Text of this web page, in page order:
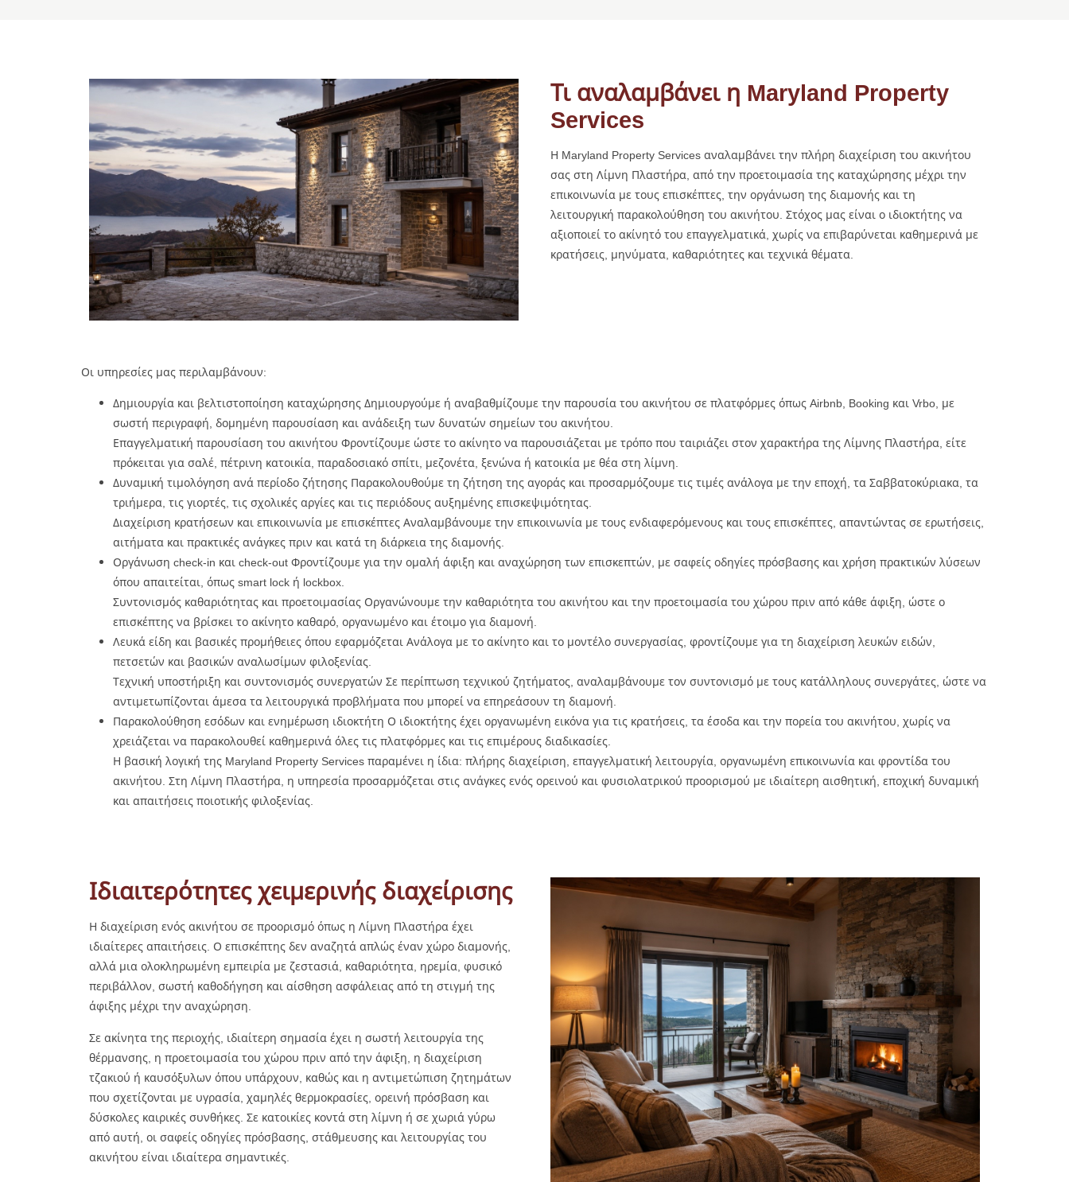
Τι αναλαμβάνει η Maryland Property
Services
Η Maryland Property Services αναλαμβάνει την πλήρη διαχείριση του ακινήτου
σας στη Λίμνη Πλαστήρα, από την προετοιμασία της καταχώρησης μέχρι την
επικοινωνία με τους επισκέπτες, την οργάνωση της διαμονής και τη
λειτουργική παρακολούθηση του ακινήτου. Στόχος μας είναι ο ιδιοκτήτης να
αξιοποιεί το ακίνητό του επαγγελματικά, χωρίς να επιβαρύνεται καθημερινά με
κρατήσεις, μηνύματα, καθαριότητες και τεχνικά θέματα.
Οι υπηρεσίες μας περιλαμβάνουν:
Δημιουργία και βελτιστοποίηση καταχώρησης Δημιουργούμε ή αναβαθμίζουμε την παρουσία του ακινήτου σε πλατφόρμες όπως Airbnb, Booking και Vrbo, με
σωστή περιγραφή, δομημένη παρουσίαση και ανάδειξη των δυνατών σημείων του ακινήτου.
Επαγγελματική παρουσίαση του ακινήτου Φροντίζουμε ώστε το ακίνητο να παρουσιάζεται με τρόπο που ταιριάζει στον χαρακτήρα της Λίμνης Πλαστήρα, είτε
πρόκειται για σαλέ, πέτρινη κατοικία, παραδοσιακό σπίτι, μεζονέτα, ξενώνα ή κατοικία με θέα στη λίμνη.
Δυναμική τιμολόγηση ανά περίοδο ζήτησης Παρακολουθούμε τη ζήτηση της αγοράς και προσαρμόζουμε τις τιμές ανάλογα με την εποχή, τα Σαββατοκύριακα, τα
τριήμερα, τις γιορτές, τις σχολικές αργίες και τις περιόδους αυξημένης επισκεψιμότητας.
Διαχείριση κρατήσεων και επικοινωνία με επισκέπτες Αναλαμβάνουμε την επικοινωνία με τους ενδιαφερόμενους και τους επισκέπτες, απαντώντας σε ερωτήσεις,
αιτήματα και πρακτικές ανάγκες πριν και κατά τη διάρκεια της διαμονής.
Οργάνωση check-in και check-out Φροντίζουμε για την ομαλή άφιξη και αναχώρηση των επισκεπτών, με σαφείς οδηγίες πρόσβασης και χρήση πρακτικών λύσεων
όπου απαιτείται, όπως smart lock ή lockbox.
Συντονισμός καθαριότητας και προετοιμασίας Οργανώνουμε την καθαριότητα του ακινήτου και την προετοιμασία του χώρου πριν από κάθε άφιξη, ώστε ο
επισκέπτης να βρίσκει το ακίνητο καθαρό, οργανωμένο και έτοιμο για διαμονή.
Λευκά είδη και βασικές προμήθειες όπου εφαρμόζεται Ανάλογα με το ακίνητο και το μοντέλο συνεργασίας, φροντίζουμε για τη διαχείριση λευκών ειδών,
πετσετών και βασικών αναλωσίμων φιλοξενίας.
Τεχνική υποστήριξη και συντονισμός συνεργατών Σε περίπτωση τεχνικού ζητήματος, αναλαμβάνουμε τον συντονισμό με τους κατάλληλους συνεργάτες, ώστε να
αντιμετωπίζονται άμεσα τα λειτουργικά προβλήματα που μπορεί να επηρεάσουν τη διαμονή.
Παρακολούθηση εσόδων και ενημέρωση ιδιοκτήτη Ο ιδιοκτήτης έχει οργανωμένη εικόνα για τις κρατήσεις, τα έσοδα και την πορεία του ακινήτου, χωρίς να
χρειάζεται να παρακολουθεί καθημερινά όλες τις πλατφόρμες και τις επιμέρους διαδικασίες.
Η βασική λογική της Maryland Property Services παραμένει η ίδια: πλήρης διαχείριση, επαγγελματική λειτουργία, οργανωμένη επικοινωνία και φροντίδα του
ακινήτου. Στη Λίμνη Πλαστήρα, η υπηρεσία προσαρμόζεται στις ανάγκες ενός ορεινού και φυσιολατρικού προορισμού με ιδιαίτερη αισθητική, εποχική δυναμική
και απαιτήσεις ποιοτικής φιλοξενίας.
Ιδιαιτερότητες χειμερινής διαχείρισης
Η διαχείριση ενός ακινήτου σε προορισμό όπως η Λίμνη Πλαστήρα έχει
ιδιαίτερες απαιτήσεις. Ο επισκέπτης δεν αναζητά απλώς έναν χώρο διαμονής,
αλλά μια ολοκληρωμένη εμπειρία με ζεστασιά, καθαριότητα, ηρεμία, φυσικό
περιβάλλον, σωστή καθοδήγηση και αίσθηση ασφάλειας από τη στιγμή της
άφιξης μέχρι την αναχώρηση.
Σε ακίνητα της περιοχής, ιδιαίτερη σημασία έχει η σωστή λειτουργία της
θέρμανσης, η προετοιμασία του χώρου πριν από την άφιξη, η διαχείριση
τζακιού ή καυσόξυλων όπου υπάρχουν, καθώς και η αντιμετώπιση ζητημάτων
που σχετίζονται με υγρασία, χαμηλές θερμοκρασίες, ορεινή πρόσβαση και
δύσκολες καιρικές συνθήκες. Σε κατοικίες κοντά στη λίμνη ή σε χωριά γύρω
από αυτή, οι σαφείς οδηγίες πρόσβασης, στάθμευσης και λειτουργίας του
ακινήτου είναι ιδιαίτερα σημαντικές.